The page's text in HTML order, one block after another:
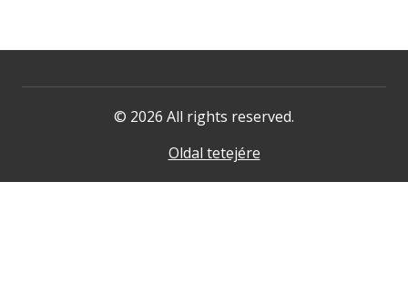
© 2026 All rights reserved.
Oldal tetejére